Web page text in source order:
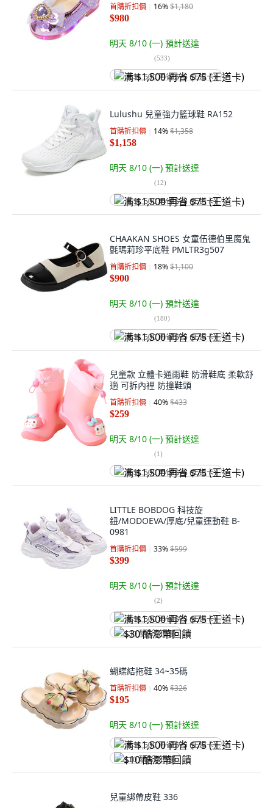
首購折扣價 16%$1,180
$980
明天 8/10 (一) 預計送達
(533)
满 $1,500 再省 $75 (王道卡)
Lulushu 兒童強力籃球鞋 RA152
首購折扣價 14%$1,358
$1,158
明天 8/10 (一) 預計送達
(12)
满 $1,500 再省 $75 (王道卡)
CHAAKAN SHOES 女童伍德伯里魔鬼
氈瑪莉珍平底鞋 PMLTR3g507
首購折扣價 18%$1,100
$900
明天 8/10 (一) 預計送達
(180)
满 $1,500 再省 $75 (王道卡)
兒童款 立體卡通雨鞋 防滑鞋底 柔軟舒
適 可拆內裡 防撞鞋頭
首購折扣價 40%$433
$259
明天 8/10 (一) 預計送達
(1)
满 $1,500 再省 $75 (王道卡)
LITTLE BOBDOG 科技旋
鈕/MODOEVA/厚底/兒童運動鞋 B-
0981
首購折扣價 33%$599
$399
明天 8/10 (一) 預計送達
(2)
满 $1,500 再省 $75 (王道卡)
$30 酷澎幣回饋
蝴蝶結拖鞋 34~35碼
首購折扣價 40%$326
$195
明天 8/10 (一) 預計送達
满 $1,500 再省 $75 (王道卡)
$10 酷澎幣回饋
兒童綁帶皮鞋 336